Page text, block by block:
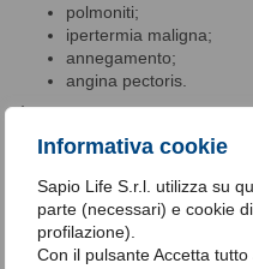
Informativa cookie
Sapio Life S.r.l. utilizza su
parte (necessari) e cookie
profilazione).
Con il pulsante Accetta
polmoniti;
ipertermia maligna;
annegamento;
angina pectoris.
tempo, al fine di avere una
Rimedi per